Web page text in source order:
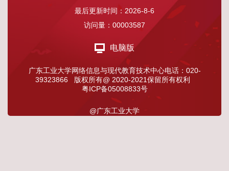
最后更新时间： 2026-8-6
访问量： 00003587
电脑版
广东工业大学网络信息与现代教育技术中心电话：020-
39323866 版权所有@ 2020-2021保留所有权利
粤ICP备05008833号
@广东工业大学